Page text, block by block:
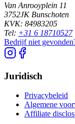
Van Anrooyplein 11
3752JK Bunschoten
KVK: 84983205
Tel: +31 6 18710527
Bedrijf niet
Juridisch
Privacybeleid
Algemene
Affiliate